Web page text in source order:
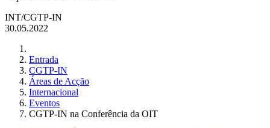
INT/CGTP-IN
30.05.2022
Entrada
CGTP-IN
Áreas de Acção
Internacional
Eventos
CGTP-IN na Conferência da OIT